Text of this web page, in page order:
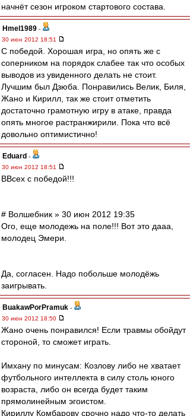
начнёт сезон игроком стартового состава.
Hmel1989 -
30 июн 2012 18:51
С победой. Хорошая игра, но опять же с
соперником на порядок слабее так что особых
выводов из увиденного делать не стоит.
Лучшим был Дзюба. Понравились Велик, Биля,
Жано и Кирилл, так же стоит отметить
достаточно грамотную игру в атаке, правда
опять многое растранжирили. Пока что всё
довольно оптимистично!
Eduard -
30 июн 2012 18:51
ВВсех с победой!!!
# Волшебник » 30 июн 2012 19:35
Ого, еще молодежь на поле!!! Вот это дааа,
молодец Эмери.
Да, согласен. Надо побольше молодёжь
заигрывать.
BuakawPorPramuk -
30 июн 2012 18:50
Жано очень понравился! Если травмы обойдут
стороной, то сможет играть.
Имхану по минусам: Козлову либо не хватает
футбольного интеллекта в силу столь юного
возраста, либо он всегда будет таким
прямолинейным эгоистом.
Кириллу Комбарову срочно надо что-то делать